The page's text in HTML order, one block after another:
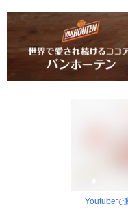
Youtubeで